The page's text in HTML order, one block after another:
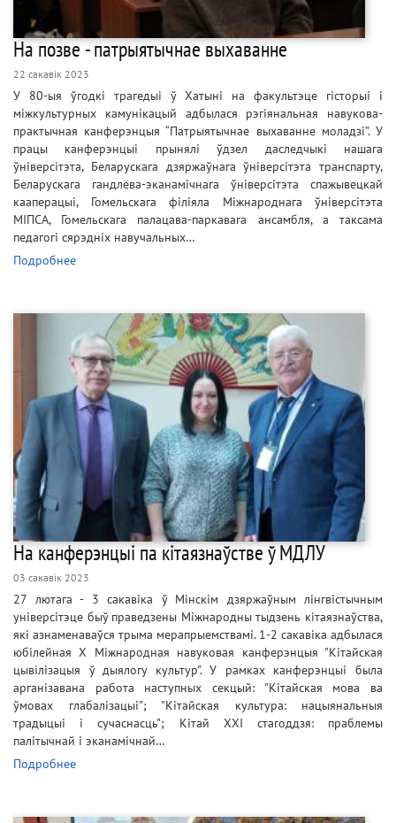
На позве - патрыятычнае выхаванне
22 сакавік 2023
У 80-ыя ўгодкі трагедыі ў Хатыні на факультэце гісторыі і
міжкультурных камунікацый адбылася рэгіянальная навукова-
практычная канферэнцыя “Патрыятычнае выхаванне моладзі”. У
працы канферэнцыі прынялі ўдзел даследчыкі нашага
ўніверсітэта, Беларускага дзяржаўнага ўніверсітэта транспарту,
Беларускага гандлёва-эканамічнага ўніверсітэта спажывецкай
кааперацыі, Гомельскага філіяла Міжнароднага ўніверсітэта
МІПСА, Гомельскага палацава-паркавага ансамбля, а таксама
педагогі сярэдніх навучальных…
Подробнее
На канферэнцыі па кітаязнаўстве ў МДЛУ
03 сакавік 2023
27 лютага - 3 сакавіка ў Мінскім дзяржаўным лінгвістычным
універсітэце быў праведзены Міжнародны тыдзень кітаязнаўства,
які азнаменаваўся трыма мерапрыемствамі. 1-2 сакавіка адбылася
юбілейная Х Міжнародная навуковая канферэнцыя "Кітайская
цывілізацыя ў дыялогу культур". У рамках канферэнцыі была
арганізавана работа наступных секцый: "Кітайская мова ва
ўмовах глабалізацыі"; "Кітайская культура: нацыянальныя
традыцыі і сучаснасць"; Кітай XXI стагоддзя: праблемы
палітычнай і эканамічнай…
Подробнее